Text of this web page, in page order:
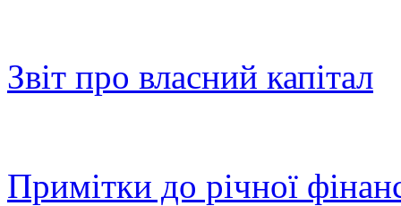
Звіт про власний капітал
Примітки до річної